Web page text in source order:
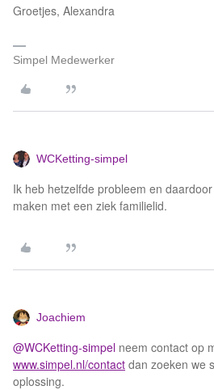
Groetjes, Alexandra
Simpel Medewerker
WCKetting-simpel
Ik heb hetzelfde probleem en
maken met een ziek familielid.
Joachiem
@WCKetting-simpel neem contact op
www.simpel.nl/contact dan zoeken we
oplossing.